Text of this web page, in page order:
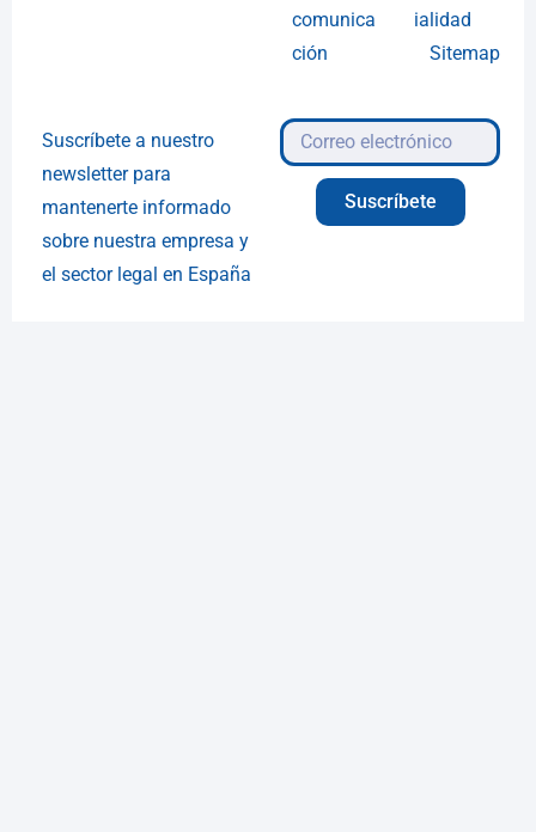
comunica
ción
ialidad
Sitemap
Suscríbete a nuestro
newsletter para
mantenerte informado
sobre nuestra empresa y
el sector legal en España
Suscríbete